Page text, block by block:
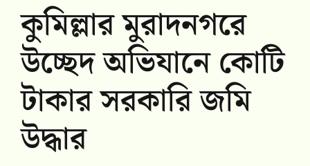
কুমিল্লার মুরাদনগরে
উচ্ছেদ অভিযানে কোটি
টাকার সরকারি জমি
উদ্ধার